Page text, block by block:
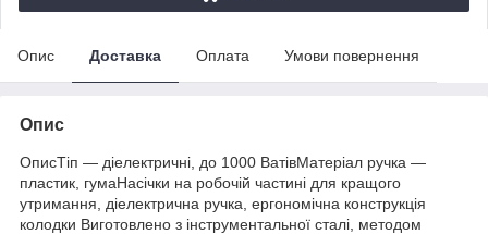
Опис Доставка Оплата Умови повернення
Опис
ОписТіп — діелектричні, до 1000 ВатівМатеріал ручка —
пластик, гумаНасічки на робочій частині для кращого
утримання, діелектрична ручка, ергономічна конструкція
колодки Виготовлено з інструментальної сталі, методом